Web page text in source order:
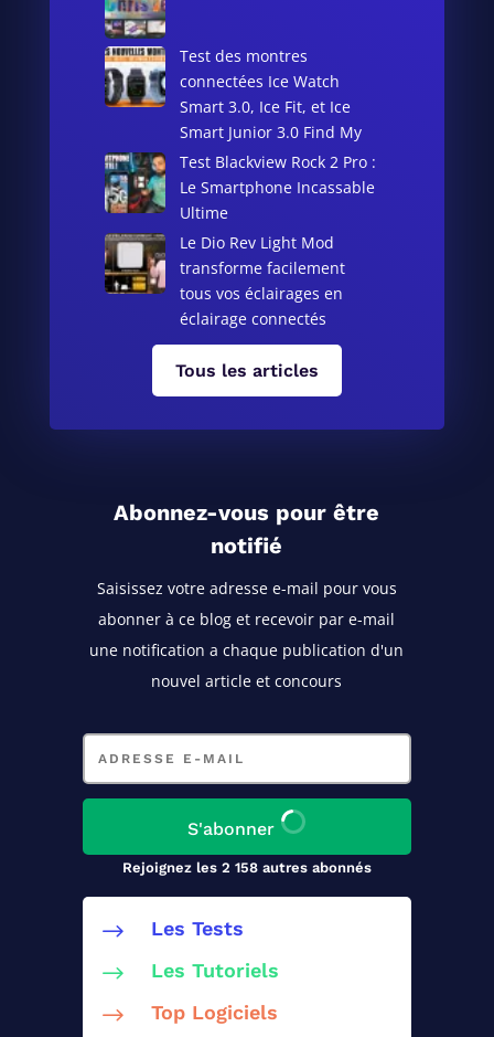
Test des montres
connectées Ice Watch
Smart 3.0, Ice Fit, et Ice
Smart Junior 3.0 Find My
Test Blackview Rock 2 Pro :
Le Smartphone Incassable
Ultime
Le Dio Rev Light Mod
transforme facilement
tous vos éclairages en
éclairage connectés
Tous les articles
Abonnez-vous pour être
notifié
Saisissez votre adresse e-mail pour vous
abonner à ce blog et recevoir par e-mail
une notification a chaque publication d'un
nouvel article et concours
Adresse
mail
S'abonner
Rejoignez les 2 158 autres abonnés
$ Les Tests
$ Les Tutoriels
$ Top Logiciels